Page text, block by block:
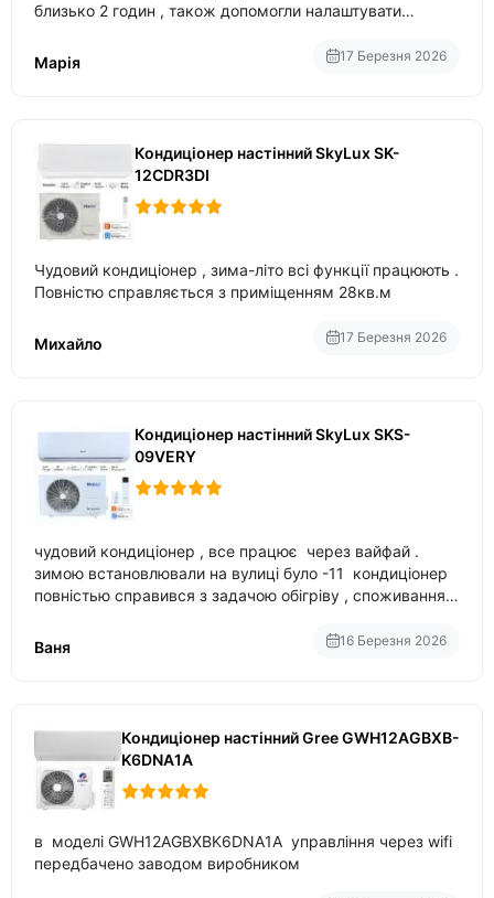
близько 2 годин , також допомогли налаштувати
Марія
17 Березня 2026
Кондиціонер настінний SkyLux SK-
12CDR3DI
Чудовий кондиціонер , зима-літо всі функції працюють .
Повністю справляється з приміщенням 28кв.м
Михайло 17 Березня 2026
Кондиціонер настінний SkyLux SKS-
09VERY
чудовий кондиціонер , все працює через вайфай .
зимою встановлювали на вулиці було -11 кондиціонер
повністью справився з задачою обігріву , споживання
температури
Ваня 16 Березня 2026
Кондиціонер настінний Gree GWH12AGBXB-
K6DNA1A
в моделі GWH12AGBXBK6DNA1A управління через wifi
передбачено заводом виробником